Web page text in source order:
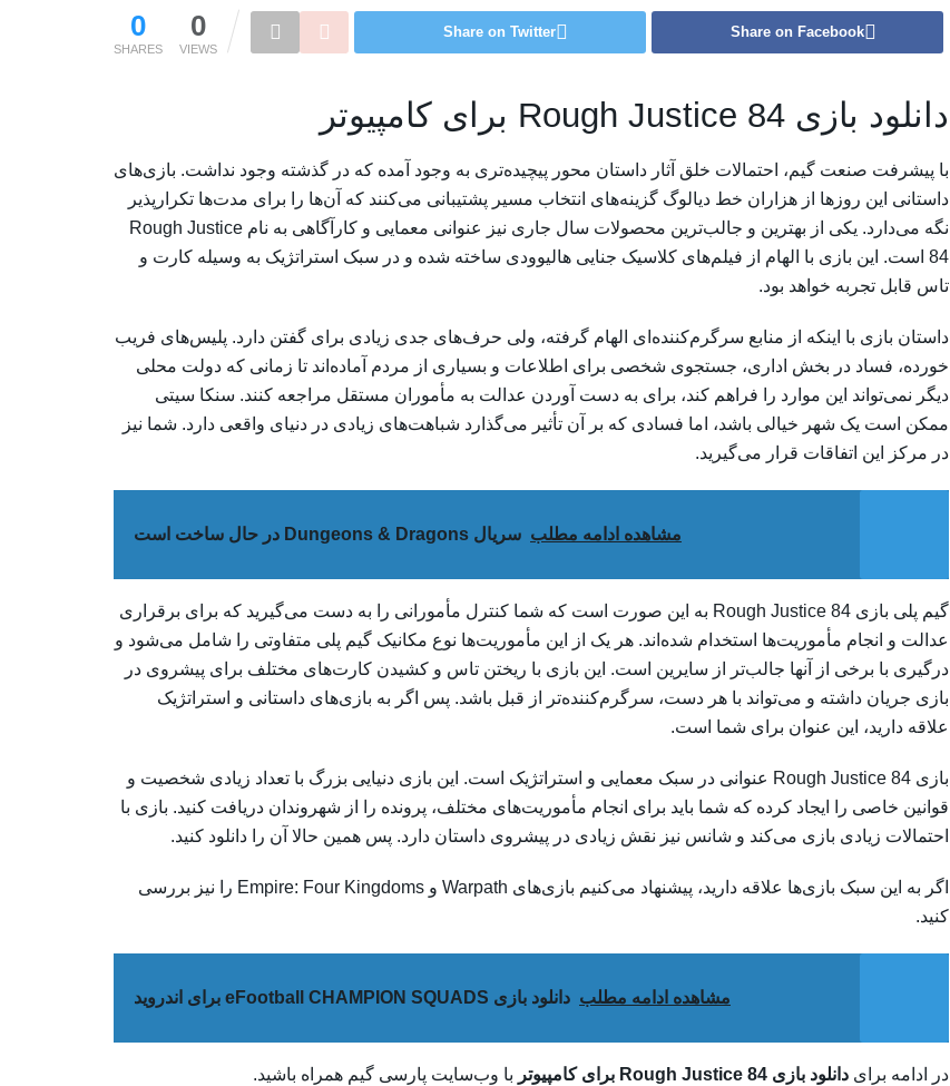
0
SHARES
0
VIEWS
Share on Facebook
Share on Twitter
دانلود بازی Rough Justice 84 برای کامپیوتر
با پیشرفت صنعت گیم، احتمالات خلق آثار داستان محور پیچیده‌تری به وجود آمده که در گذشته وجود نداشت. بازی‌های
داستانی این روزها از هزاران خط دیالوگ گزینه‌های انتخاب مسیر پشتیبانی می‌کنند که آن‌ها را برای مدت‌ها تکرارپذیر
نگه می‌دارد. یکی از بهترین و جالب‌ترین محصولات سال جاری نیز عنوانی معمایی و کارآگاهی به نام Rough Justice
84 است. این بازی با الهام از فیلم‌های کلاسیک جنایی هالیوودی ساخته شده و در سبک استراتژیک به وسیله کارت و
تاس قابل تجربه خواهد بود.
داستان بازی با اینکه از منابع سرگرم‌کننده‌ای الهام گرفته، ولی حرف‌های جدی زیادی برای گفتن دارد. پلیس‌های فریب
خورده، فساد در بخش اداری، جستجوی شخصی برای اطلاعات و بسیاری از مردم آماده‌اند تا زمانی که دولت محلی
دیگر نمی‌تواند این موارد را فراهم کند، برای به دست آوردن عدالت به مأموران مستقل مراجعه کنند. سنکا سیتی
ممکن است یک شهر خیالی باشد، اما فسادی که بر آن تأثیر می‌گذارد شباهت‌های زیادی در دنیای واقعی دارد. شما نیز
در مرکز این اتفاقات قرار می‌گیرید.
مشاهده ادامه مطلب سریال Dungeons & Dragons در حال ساخت است
گیم پلی بازی Rough Justice 84 به این صورت است که شما کنترل مأمورانی را به دست می‌گیرید که برای برقراری
عدالت و انجام مأموریت‌ها استخدام شده‌اند. هر یک از این مأموریت‌ها نوع مکانیک گیم پلی متفاوتی را شامل می‌شود و
درگیری با برخی از آنها جالب‌تر از سایرین است. این بازی با ریختن تاس و کشیدن کارت‌های مختلف برای پیشروی در
بازی جریان داشته و می‌تواند با هر دست، سرگرم‌کننده‌تر از قبل باشد. پس اگر به بازی‌های داستانی و استراتژیک
علاقه دارید، این عنوان برای شما است.
بازی Rough Justice 84 عنوانی در سبک معمایی و استراتژیک است. این بازی دنیایی بزرگ با تعداد زیادی شخصیت و
قوانین خاصی را ایجاد کرده که شما باید برای انجام مأموریت‌های مختلف، پرونده را از شهروندان دریافت کنید. بازی با
احتمالات زیادی بازی می‌کند و شانس نیز نقش زیادی در پیشروی داستان دارد. پس همین حالا آن را دانلود کنید.
اگر به این سبک بازی‌ها علاقه دارید، پیشنهاد می‌کنیم بازی‌های Warpath و Empire: Four Kingdoms را نیز بررسی
کنید.
مشاهده ادامه مطلب دانلود بازی eFootball CHAMPION SQUADS برای اندروید
در ادامه برای دانلود بازی Rough Justice 84 برای کامپیوتر با وب‌سایت پارسی گیم همراه باشید.